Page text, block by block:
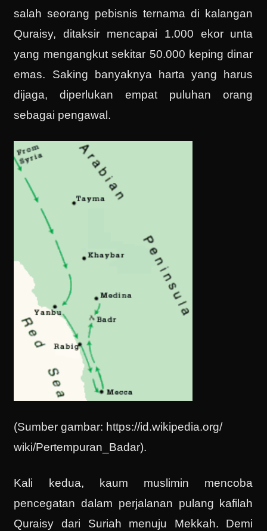
salah seorang pebisnis ternama di kalangan
Quraisy, ditaksir mencapai 1.000 ekor unta
yang mengangkut sekitar 50.000 keping dinar
emas. Saking banyaknya harta yang harus
dijaga, diperlukan empat puluhan orang
sebagai pengawal.
(Sumber gambar: https://id.wikipedia.org/
wiki/Pertempuran_Badar).
Kali kedua, kaum muslimin mencoba
pencegatan dalam perjalanan pulang kafilah
Quraisy dari Suriah menuju Mekkah. Demi